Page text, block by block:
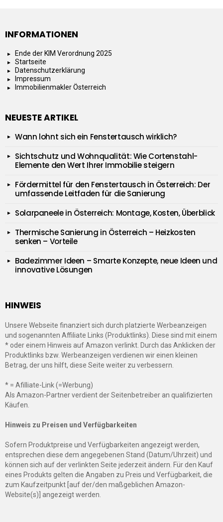
INFORMATIONEN
Ende der KIM Verordnung 2025
Startseite
Datenschutzerklärung
Impressum
Immobilienmakler Österreich
NEUESTE ARTIKEL
Wann lohnt sich ein Fenstertausch wirklich?
Sichtschutz und Wohnqualität: Wie Cortenstahl-
Elemente den Wert Ihrer Immobilie steigern
Fördermittel für den Fenstertausch in Österreich: Der
umfassende Leitfaden für die Sanierung
Solarpaneele in Österreich: Montage, Kosten, Überblick
Thermische Sanierung in Österreich – Heizkosten
senken – Vorteile
Badezimmer Ideen – Smarte Konzepte, neue Ideen und
innovative Lösungen
HINWEIS
Unsere Webseite finanziert sich durch platzierte Werbeanzeigen
und sogenannten Affiliate Links (Produktlinks). Diese sind mit einem
* oder einem Hinweis auf Amazon verlinkt. Durch das Anklicken der
Produktlinks bzw. Werbeanzeigen verdienen wir einen kleinen
Betrag, der uns hilft, diese Seite weiter zu verbessern.
* = Afilliate-Link (=Werbung)
Als Amazon-Partner verdient der Seitenbetreiber an qualifizierten
Käufen.
Hinweis zu Preisen und Verfügbarkeiten
Sofern Produktpreise und Verfügbarkeiten angezeigt werden,
entsprechen diese dem angegebenen Stand (Datum/Uhrzeit) und
können sich auf der verlinkten Seite jederzeit ändern. Für den Kauf
eines Produkts gelten die Angaben zu Preis und Verfügbarkeit, die
zum Kaufzeitpunkt [auf der/den maßgeblichen Amazon-
Website(s)] angezeigt werden.